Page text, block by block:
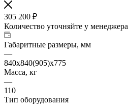
305 200 ₽
Количество уточняйте у менеджера
Габаритные размеры, мм
—
840х840(905)х775
Масса, кг
—
110
Тип оборудования